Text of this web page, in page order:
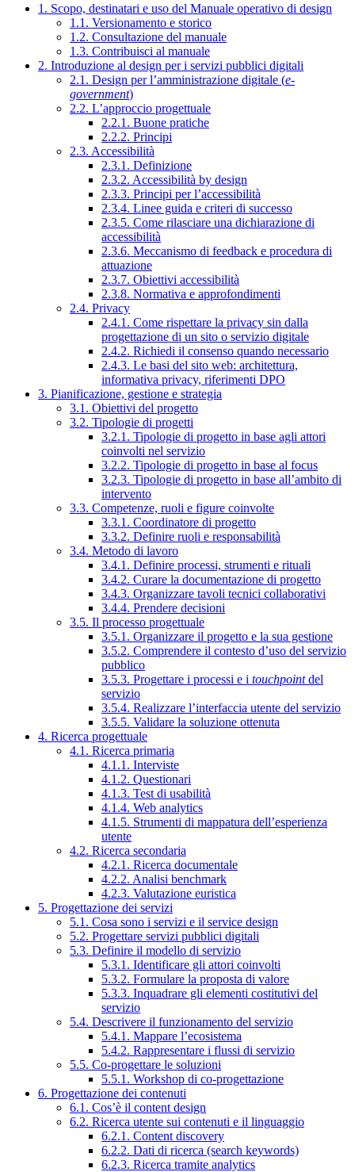
1. Scopo, destinatari e uso del Manuale operativo di design
1.1. Versionamento e storico
1.2. Consultazione del manuale
1.3. Contribuisci al manuale
2. Introduzione al design per i servizi pubblici digitali
2.1. Design per l’amministrazione digitale (e-
government)
2.2. L’approccio progettuale
2.2.1. Buone pratiche
2.2.2. Principi
2.3. Accessibilità
2.3.1. Definizione
2.3.2. Accessibilità by design
2.3.3. Principi per l’accessibilità
2.3.4. Linee guida e criteri di successo
2.3.5. Come rilasciare una dichiarazione di
accessibilità
2.3.6. Meccanismo di feedback e procedura di
attuazione
2.3.7. Obiettivi accessibilità
2.3.8. Normativa e approfondimenti
2.4. Privacy
2.4.1. Come rispettare la privacy sin dalla
progettazione di un sito o servizio digitale
2.4.2. Richiedi il consenso quando necessario
2.4.3. Le basi del sito web: architettura,
informativa privacy, riferimenti DPO
3. Pianificazione, gestione e strategia
3.1. Obiettivi del progetto
3.2. Tipologie di progetti
3.2.1. Tipologie di progetto in base agli attori
coinvolti nel servizio
3.2.2. Tipologie di progetto in base al focus
3.2.3. Tipologie di progetto in base all’ambito di
intervento
3.3. Competenze, ruoli e figure coinvolte
3.3.1. Coordinatore di progetto
3.3.2. Definire ruoli e responsabilità
3.4. Metodo di lavoro
3.4.1. Definire processi, strumenti e rituali
3.4.2. Curare la documentazione di progetto
3.4.3. Organizzare tavoli tecnici collaborativi
3.4.4. Prendere decisioni
3.5. Il processo progettuale
3.5.1. Organizzare il progetto e la sua gestione
3.5.2. Comprendere il contesto d’uso del servizio
pubblico
3.5.3. Progettare i processi e i touchpointdel
servizio
3.5.4. Realizzare l’interfaccia utente del servizio
3.5.5. Validare la soluzione ottenuta
4. Ricerca progettuale
4.1. Ricerca primaria
4.1.1. Interviste
4.1.2. Questionari
4.1.3. Test di usabilità
4.1.4. Web analytics
4.1.5. Strumenti di mappatura dell’esperienza
utente
4.2. Ricerca secondaria
4.2.1. Ricerca documentale
4.2.2. Analisi benchmark
4.2.3. Valutazione euristica
5. Progettazione dei servizi
5.1. Cosa sono i servizi e il service design
5.2. Progettare servizi pubblici digitali
5.3. Definire il modello di servizio
5.3.1. Identificare gli attori coinvolti
5.3.2. Formulare la proposta di valore
5.3.3. Inquadrare gli elementi costitutivi del
servizio
5.4. Descrivere il funzionamento del servizio
5.4.1. Mappare l’ecosistema
5.4.2. Rappresentare i flussi di servizio
5.5. Co-progettare le soluzioni
5.5.1. Workshop di co-progettazione
6. Progettazione dei contenuti
6.1. Cos’è il content design
6.2. Ricerca utente sui contenuti e il linguaggio
6.2.1. Content discovery
6.2.2. Dati di ricerca (search keywords)
6.2.3. Ricerca tramite analytics